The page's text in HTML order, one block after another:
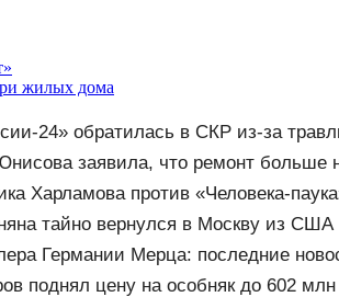
жилых дома
24» обратилась в СКР из-за
заявила, что ремонт больше
Харламова против «Человека-
— а картина уже собрала почти
тайно вернулся в Москву из США
Германии Мерца: последние
поднял цену на особняк до 602 млн